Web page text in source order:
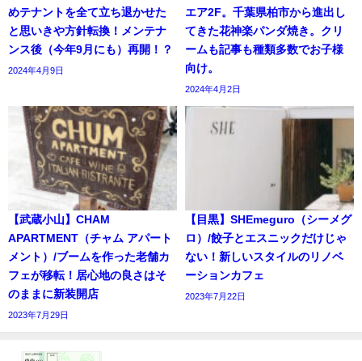
めテナントを全て立ち退かせた
と思いきや方針転換！メンテナ
ンス後（今年9月にも）再開！？
2024年4月9日
エア2F。千葉県柏市から進出し
てきた花神楽パンダ焼き。クリ
ームも記事も種類多数でお子様
向け。
2024年4月2日
【武蔵小山】CHAM
APARTMENT（チャム アパート
メント）/ブームを作った老舗カ
フェが移転！居心地の良さはそ
のままに新装開店
2023年7月29日
【目黒】SHEmeguro（シーメグ
ロ）/餃子とエスニックだけじゃ
ない！新しいスタイルのリノベ
ーションカフェ
2023年7月22日